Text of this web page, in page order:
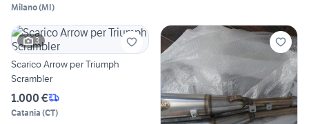
Milano(MI)
3
Scarico Arrow per Triumph
Scrambler
1.000 €
Catania (CT)